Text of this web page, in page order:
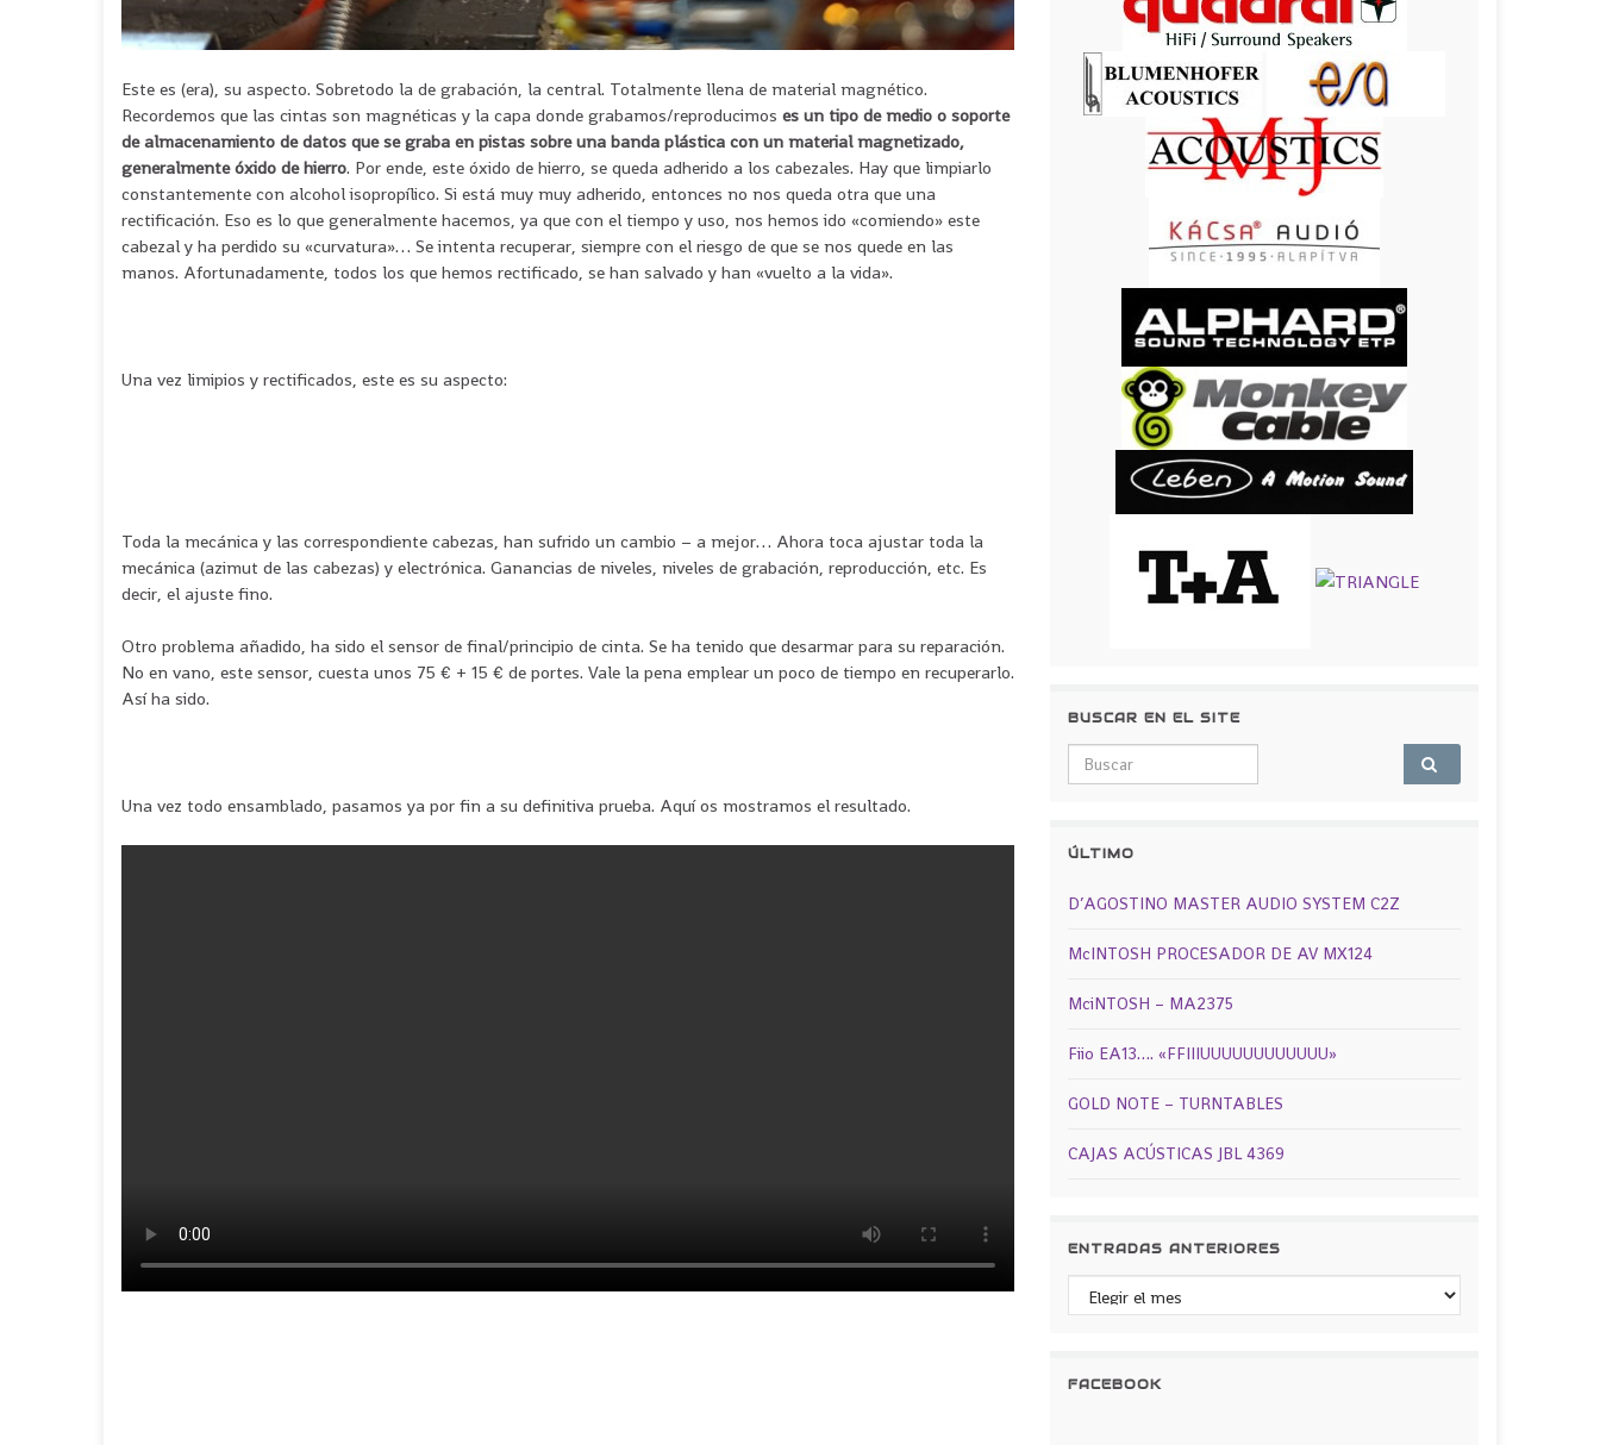
Este es (era), su aspecto. Sobretodo la de grabación, la central. Totalmente llena de material magnético.
Recordemos que las cintas son magnéticas y la capa donde grabamos/reproducimos es un tipo de medio o soporte
de almacenamiento de datos que se graba en pistas sobre una banda plástica con un material magnetizado,
generalmente óxido de hierro. Por ende, este óxido de hierro, se queda adherido a los cabezales. Hay que limpiarlo
constantemente con alcohol isopropílico. Si está muy muy adherido, entonces no nos queda otra que una
rectificación. Eso es lo que generalmente hacemos, ya que con el tiempo y uso, nos hemos ido «comiendo» este
cabezal y ha perdido su «curvatura»… Se intenta recuperar, siempre con el riesgo de que se nos quede en las
manos. Afortunadamente, todos los que hemos rectificado, se han salvado y han «vuelto a la vida».
Una vez limipios y rectificados, este es su aspecto:
Toda la mecánica y las correspondiente cabezas, han sufrido un cambio – a mejor… Ahora toca ajustar toda la
mecánica (azimut de las cabezas) y electrónica. Ganancias de niveles, niveles de grabación, reproducción, etc. Es
decir, el ajuste fino.
Otro problema añadido, ha sido el sensor de final/principio de cinta. Se ha tenido que desarmar para su reparación.
No en vano, este sensor, cuesta unos 75 € + 15 € de portes. Vale la pena emplear un poco de tiempo en recuperarlo.
Así ha sido.
Una vez todo ensamblado, pasamos ya por fin a su definitiva prueba. Aquí os mostramos el resultado.
BUSCAR EN EL SITE
Search for:
ÚLTIMO
D’AGOSTINO MASTER AUDIO SYSTEM C2Z
McINTOSH PROCESADOR DE AV MX124
MciNTOSH – MA2375
Fiio EA13…. «FFIIIUUUUUUUUUUUU»
GOLD NOTE – TURNTABLES
CAJAS ACÚSTICAS JBL 4369
ENTRADAS ANTERIORES
Entradas anteriores
FACEBOOK